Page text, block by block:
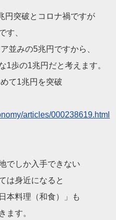
円突破とコロナ禍ですが
す、
並みの5兆円ですから、
1歩の1兆円だと考えます。
て1兆円を突破
articles/000238619.html
でしか入手できない
は身近になると
本料理（和食）」も
ます。